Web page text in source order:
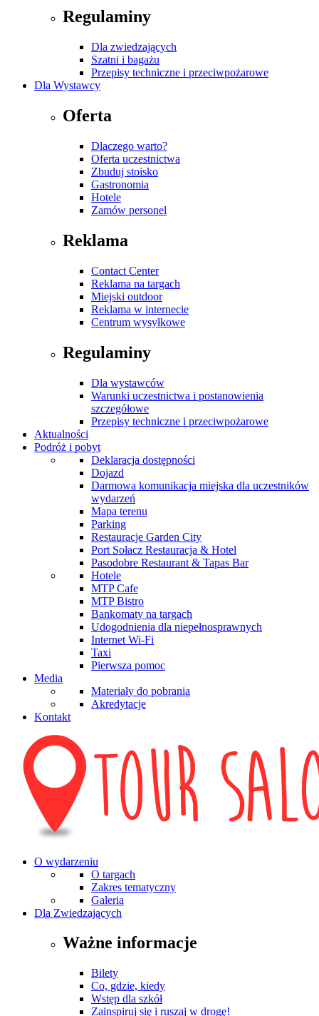
Regulaminy
Dla zwiedzających
Szatni i bagażu
Przepisy techniczne i przeciwpożarowe
Dla Wystawcy
Oferta
Dlaczego warto?
Oferta uczestnictwa
Zbuduj stoisko
Gastronomia
Hotele
Zamów personel
Reklama
Contact Center
Reklama na targach
Miejski outdoor
Reklama w internecie
Centrum wysyłkowe
Regulaminy
Dla wystawców
Warunki uczestnictwa i postanowienia
szczegółowe
Przepisy techniczne i przeciwpożarowe
Aktualności
Podróż i pobyt
Deklaracja dostępności
Dojazd
Darmowa komunikacja miejska dla uczestników
wydarzeń
Mapa terenu
Parking
Restauracje Garden City
Port Sołacz Restauracja & Hotel
Pasodobre Restaurant & Tapas Bar
Hotele
MTP Cafe
MTP Bistro
Bankomaty na targach
Udogodnienia dla niepełnosprawnych
Internet Wi-Fi
Taxi
Pierwsza pomoc
Media
Materiały do pobrania
Akredytacje
Kontakt
O wydarzeniu
O targach
Zakres tematyczny
Galeria
Dla Zwiedzających
Ważne informacje
Bilety
Co, gdzie, kiedy
Wstęp dla szkół
Zainspiruj się i ruszaj w drogę!